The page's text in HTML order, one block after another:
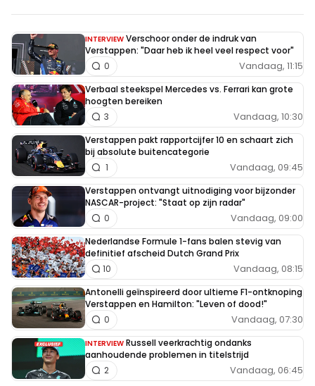
INTERVIEW Verschoor onder de indruk van
Verstappen: "Daar heb ik heel veel respect voor"
Vandaag, 11:15
0
Verbaal steekspel Mercedes vs. Ferrari kan grote
hoogten bereiken
Vandaag, 10:30
3
Verstappen pakt rapportcijfer 10 en schaart zich
bij absolute buitencategorie
Vandaag, 09:45
1
Verstappen ontvangt uitnodiging voor bijzonder
NASCAR-project: "Staat op zijn radar"
Vandaag, 09:00
0
Nederlandse Formule 1-fans balen stevig van
definitief afscheid Dutch Grand Prix
Vandaag, 08:15
10
Antonelli geïnspireerd door ultieme F1-ontknoping
Verstappen en Hamilton: "Leven of dood!"
Vandaag, 07:30
0
INTERVIEW Russell veerkrachtig ondanks
aanhoudende problemen in titelstrijd
Vandaag, 06:45
2